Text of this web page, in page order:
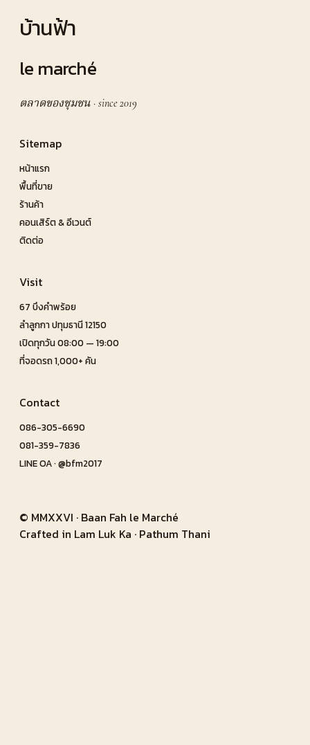
บ้านฟ้า
le marché
ตลาดของชุมชน · since 2019
Sitemap
หน้าแรก
พื้นที่ขาย
ร้านค้า
คอนเสิร์ต & อีเวนต์
ติดต่อ
Visit
67 บึงคำพร้อย
ลำลูกกา ปทุมธานี 12150
เปิดทุกวัน 08:00 — 19:00
ที่จอดรถ 1,000+ คัน
Contact
086-305-6690
081-359-7836
LINE OA · @bfm2017
© MMXXVI · Baan Fah le Marché
Crafted in Lam Luk Ka · Pathum Thani